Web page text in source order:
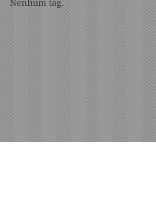
Nenhum tag.